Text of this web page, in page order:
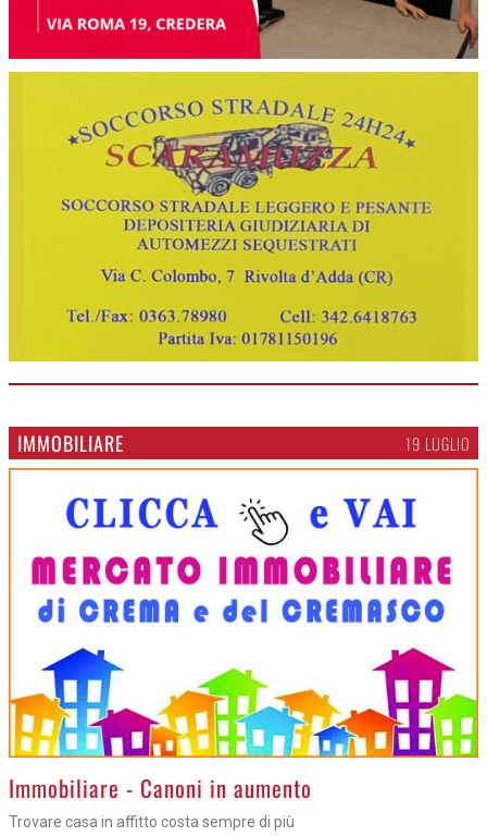
IMMOBILIARE 19 LUGLIO
>Immobiliare - Canoni in aumento
Trovare casa in affitto costa sempre di più